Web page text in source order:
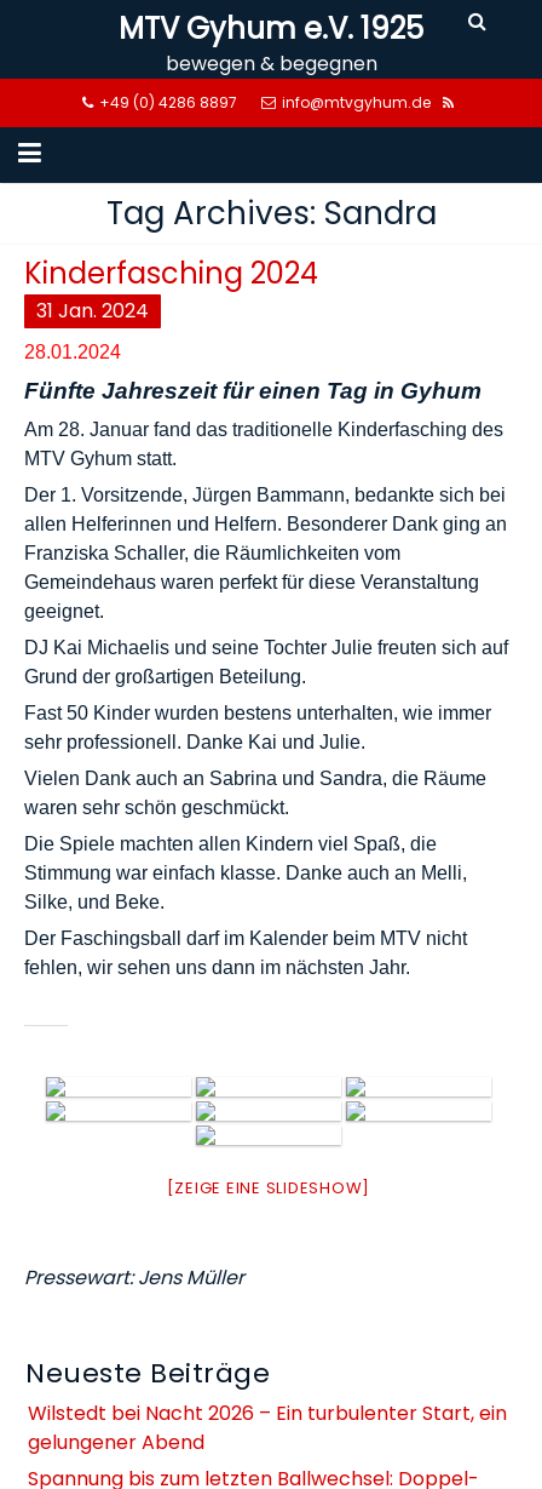
MTV Gyhum e.V. 1925
bewegen & begegnen
+49 (0) 4286 8897 info@mtvgyhum.de
Tag Archives: Sandra
Kinderfasching 2024
31Jan.2024
28.01.2024
Fünfte Jahreszeit für einen Tag in Gyhum
Am 28. Januar fand das traditionelle Kinderfasching des
MTV Gyhum statt.
Der 1. Vorsitzende, Jürgen Bammann, bedankte sich bei
allen Helferinnen und Helfern. Besonderer Dank ging an
Franziska Schaller, die Räumlichkeiten vom
Gemeindehaus waren perfekt für diese Veranstaltung
geeignet.
DJ Kai Michaelis und seine Tochter Julie freuten sich auf
Grund der großartigen Beteilung.
Fast 50 Kinder wurden bestens unterhalten, wie immer
sehr professionell. Danke Kai und Julie.
Vielen Dank auch an Sabrina und Sandra, die Räume
waren sehr schön geschmückt.
Die Spiele machten allen Kindern viel Spaß, die
Stimmung war einfach klasse. Danke auch an Melli,
Silke, und Beke.
Der Faschingsball darf im Kalender beim MTV nicht
fehlen, wir sehen uns dann im nächsten Jahr.
[ZEIGE EINE SLIDESHOW]
Pressewart: Jens Müller
Neueste Beiträge
Wilstedt bei Nacht 2026 – Ein turbulenter Start, ein
gelungener Abend
Spannung bis zum letzten Ballwechsel: Doppel-